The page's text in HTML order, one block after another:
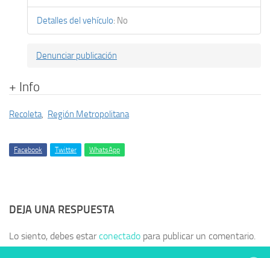
Detalles del vehículo: No
Denunciar publicación
+ Info
Recoleta, Región Metropolitana
Facebook Twitter WhatsApp
DEJA UNA RESPUESTA
Lo siento, debes estarconectado para publicar un comentario.